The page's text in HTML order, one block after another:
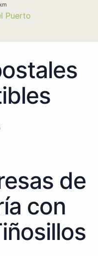
Puerto
de
con